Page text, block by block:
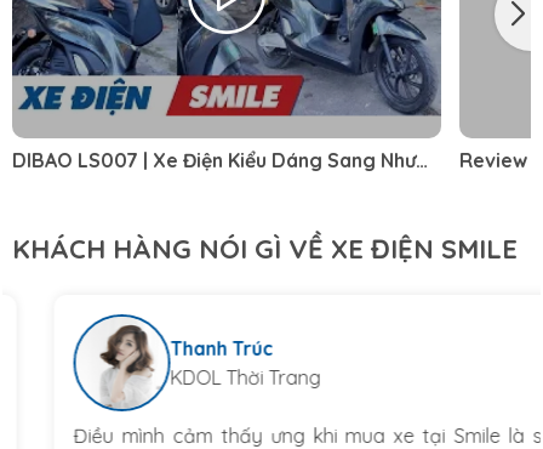
DIBAO LS007 | Xe Điện Kiểu Dáng Sang Như
Review
KHÁCH HÀNG NÓI GÌ VỀ XE ĐIỆN SMILE
Thanh Trúc
KDOL Thời Trang
Điều mình cảm thấy ưng khi mua xe tại Smile là sự